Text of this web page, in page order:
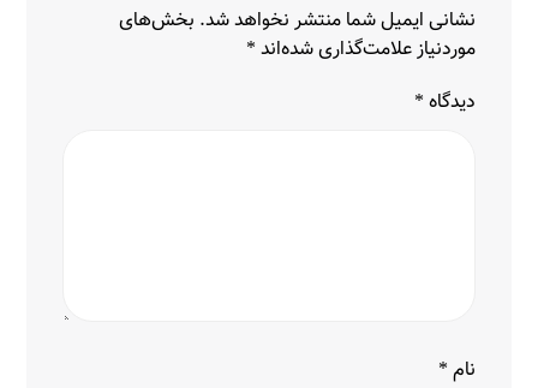
نشانی ایمیل شما منتشر نخواهد شد. بخش‌های
موردنیاز علامت‌گذاری شده‌اند *
دیدگاه *
نام *